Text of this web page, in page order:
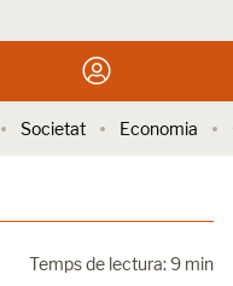
Societat Economia
Temps de lectura: 9 min